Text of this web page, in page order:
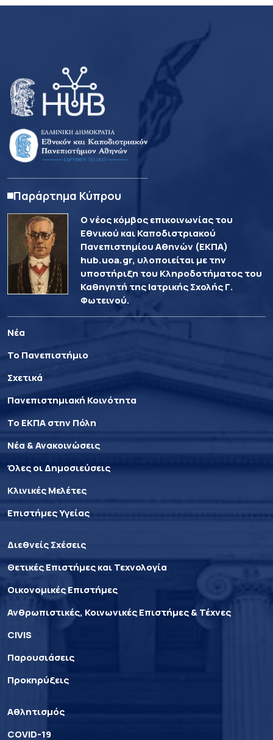
Παράρτημα Κύπρου
Ο νέος κόμβος επικοινωνίας του
Εθνικού και Καποδιστριακού
Πανεπιστημίου Αθηνών (ΕΚΠΑ)
hub.uoa.gr, υλοποιείται με την
υποστήριξη του Κληροδοτήματος του
Καθηγητή της Ιατρικής Σχολής Γ.
Φωτεινού.
Νέα
Το Πανεπιστήμιο
Σχετικά
Πανεπιστημιακή Κοινότητα
Το ΕΚΠΑ στην Πόλη
Νέα & Ανακοινώσεις
Όλες οι Δημοσιεύσεις
Κλινικές Μελέτες
Επιστήμες Υγείας
Διεθνείς Σχέσεις
Θετικές Επιστήμες και Τεχνολογία
Οικονομικές Επιστήμες
Ανθρωπιστικές, Κοινωνικές Επιστήμες & Τέχνες
CIVIS
Παρουσιάσεις
Προκηρύξεις
Αθλητισμός
COVID-19